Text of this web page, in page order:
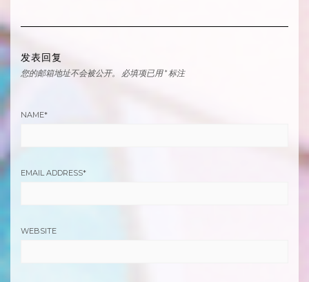
发表回复
您的邮箱地址不会被公开。 必填项已用*标注
NAME*
EMAIL ADDRESS*
WEBSITE